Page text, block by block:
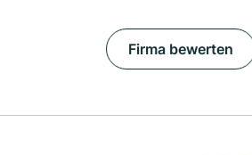
Firma bewerten